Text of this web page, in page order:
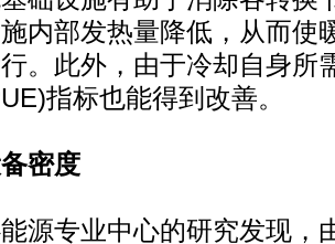
内部发热量降低，从而使
。此外，由于冷却自身所
指标也能得到改善。
密度
专业中心的研究发现，